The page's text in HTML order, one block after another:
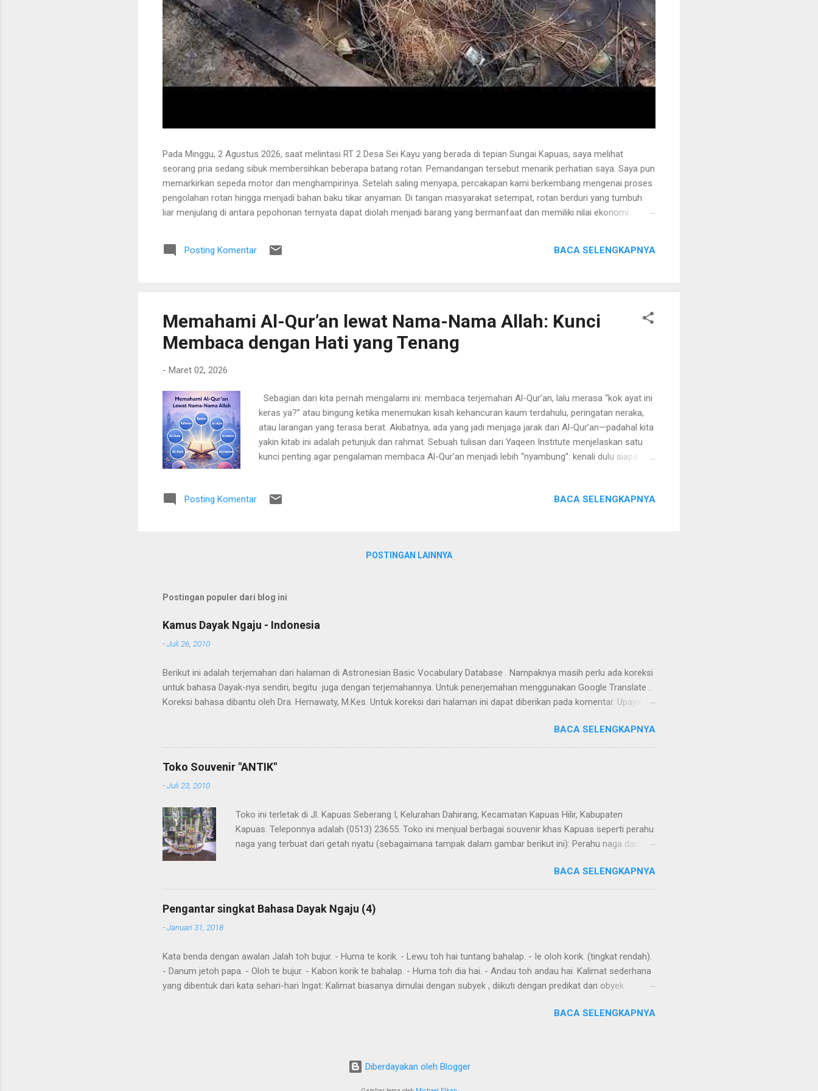
Pada Minggu, 2 Agustus 2026, saat melintasi RT 2 Desa Sei Kayu yang berada di tepian Sungai Kapuas, saya melihat
seorang pria sedang sibuk membersihkan beberapa batang rotan. Pemandangan tersebut menarik perhatian saya. Saya pun
memarkirkan sepeda motor dan menghampirinya. Setelah saling menyapa, percakapan kami berkembang mengenai proses
pengolahan rotan hingga menjadi bahan baku tikar anyaman. Di tangan masyarakat setempat, rotan berduri yang tumbuh
liar menjulang di antara pepohonan ternyata dapat diolah menjadi barang yang bermanfaat dan memiliki nilai ekonomi.
Tanaman itu diperkirakan telah berusia sekitar sepuluh tahun. Rotan dikenal memiliki banyak duri sehingga tidak mudah
untuk ditarik dan dipanen. Menurutnya, sebelum menarik rotan, duri-duri pada bagian batang yang akan dipegang harus
Posting Komentar BACA SELENGKAPNYA
Memahami Al-Qur’an lewat Nama-Nama Allah: Kunci
Membaca dengan Hati yang Tenang
- Maret 02, 2026
Sebagian dari kita pernah mengalami ini: membaca terjemahan Al-Qur’an, lalu merasa “kok ayat ini
keras ya?” atau bingung ketika menemukan kisah kehancuran kaum terdahulu, peringatan neraka,
atau larangan yang terasa berat. Akibatnya, ada yang jadi menjaga jarak dari Al-Qur’an—padahal kita
yakin kitab ini adalah petunjuk dan rahmat. Sebuah tulisan dari Yaqeen Institute menjelaskan satu
kunci penting agar pengalaman membaca Al-Qur’an menjadi lebih “nyambung”: kenali dulu siapa
menjaga—cara kita memahami ayat-ayat Al-Qur’an pun berubah. Mengapa cara pandang kita
Posting Komentar BACA SELENGKAPNYA
POSTINGAN LAINNYA
Postingan populer dari blog ini
Kamus Dayak Ngaju - Indonesia
-Juli 26, 2010
Berikut ini adalah terjemahan dari halaman di Astronesian Basic Vocabulary Database . Nampaknya masih perlu ada koreksi
untuk bahasa Dayak-nya sendiri, begitu juga dengan terjemahannya. Untuk penerjemahan menggunakan Google Translate .
Koreksi bahasa dibantu oleh Dra. Hernawaty, M.Kes. Untuk koreksi dari halaman ini dapat diberikan pada komentar. Upaya
BACA SELENGKAPNYA
Toko Souvenir "ANTIK"
-Juli 23, 2010
Toko ini terletak di Jl. Kapuas Seberang I, Kelurahan Dahirang, Kecamatan Kapuas Hilir, Kabupaten
Kapuas. Teleponnya adalah (0513) 23655. Toko ini menjual berbagai souvenir khas Kapuas seperti perahu
naga yang terbuat dari getah nyatu (sebagaimana tampak dalam gambar berikut ini): Perahu naga dari
BACA SELENGKAPNYA
Pengantar singkat Bahasa Dayak Ngaju (4)
-Januari 31, 2018
Kata benda dengan awalan Jalah toh bujur. - Huma te korik. - Lewu toh hai tuntang bahalap. - Ie oloh korik. (tingkat rendah).
- Danum jetoh papa. - Oloh te bujur. - Kabon korik te bahalap. - Huma toh dia hai. - Andau toh andau hai. Kalimat sederhana
yang dibentuk dari kata sehari-hari Ingat: Kalimat biasanya dimulai dengan subyek , diikuti dengan predikat dan obyek .
"aton", nya; "jari", sudah; "kareh," masa depan, akan, dan "akan," akan, harus, semuanya mendahului kata kerja. Seringkali
Omba aku , pergi dengan saya Awi te ! Lakukan itu Imbit danum ! Bawa air Bu...
BACA SELENGKAPNYA
Diberdayakan oleh Blogger